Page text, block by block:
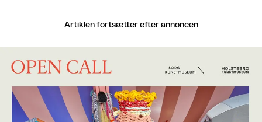
Artiklen fortsætter efter annoncen